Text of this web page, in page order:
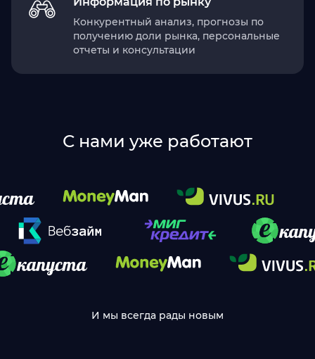
Конкурентный анализ, прогнозы по
получению доли рынка, персональные
отчеты и консультации
С нами уже работают
И мы всегда рады новым